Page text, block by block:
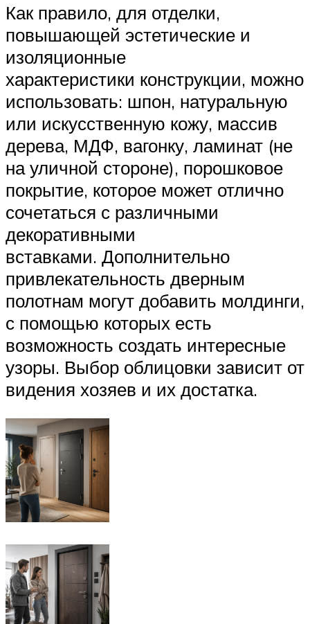
Как правило, для отделки,
повышающей эстетические и
изоляционные
характеристики конструкции, можно
использовать: шпон, натуральную
или искусственную кожу, массив
дерева, МДФ, вагонку, ламинат (не
на уличной стороне), порошковое
покрытие, которое может отлично
сочетаться с различными
декоративными
вставками. Дополнительно
привлекательность дверным
полотнам могут добавить молдинги,
с помощью которых есть
возможность создать интересные
узоры. Выбор облицовки зависит от
видения хозяев и их достатка.